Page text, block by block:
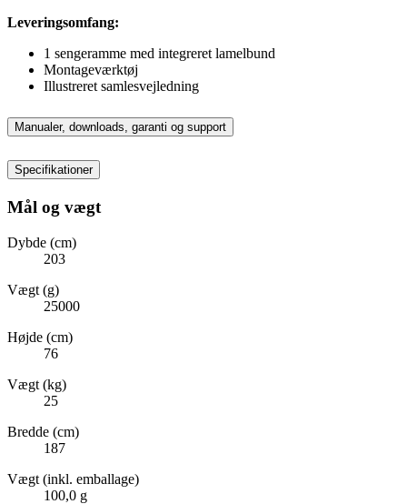
Leveringsomfang:
1 sengeramme med integreret lamelbund
Montageværktøj
Illustreret samlesvejledning
Manualer, downloads, garanti og support
Specifikationer
Mål og vægt
Dybde (cm)
203
Vægt (g)
25000
Højde (cm)
76
Vægt (kg)
25
Bredde (cm)
187
Vægt (inkl. emballage)
100,0 g